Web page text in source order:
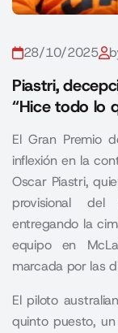
28/10/2025
Piastri,
“Hice todo lo
El Gran Premio
inflexión en la
Oscar Piastri,
provisional
entregando la
equipo en
marcada por las
El piloto
quinto puesto,